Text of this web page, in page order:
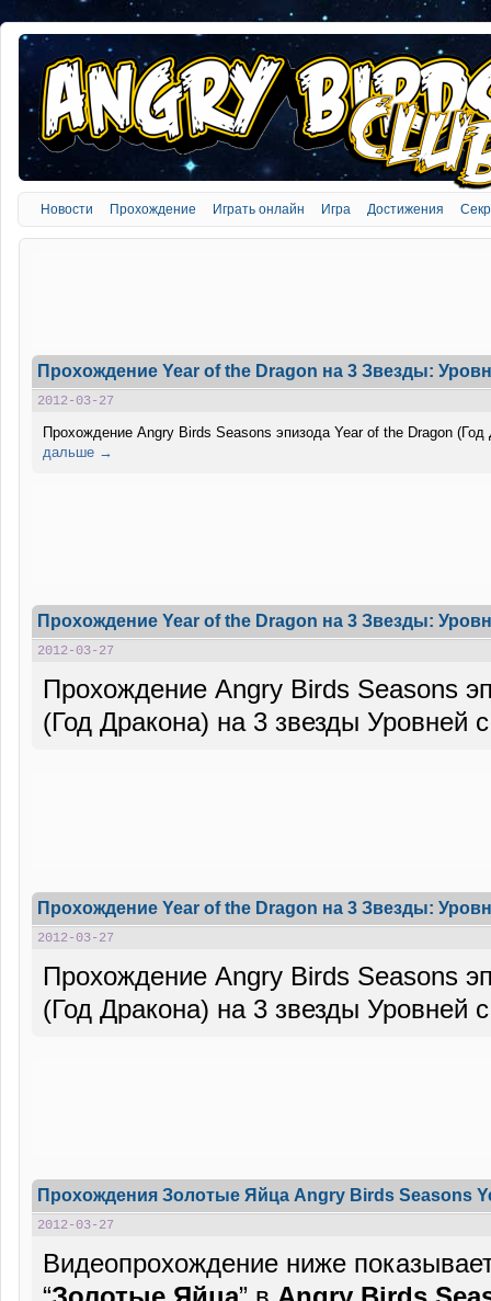
Новости Прохождение Играть онлайн Игра Достижения
Прохождение Year of the Dragon на 3 Звезды:
2012-03-27
Прохождение Angry Birds Seasons эпизода Year of the Dragon
дальше →
Прохождение Year of the Dragon на 3 Звезды:
2012-03-27
Прохождение Angry Birds Seasons
(Год Дракона) на 3 звезды Уровней
Прохождение Year of the Dragon на 3 Звезды:
2012-03-27
Прохождение Angry Birds Seasons
(Год Дракона) на 3 звезды Уровней
Прохождения Золотые Яйца Angry Birds Seasons
2012-03-27
Видеопрохождение ниже